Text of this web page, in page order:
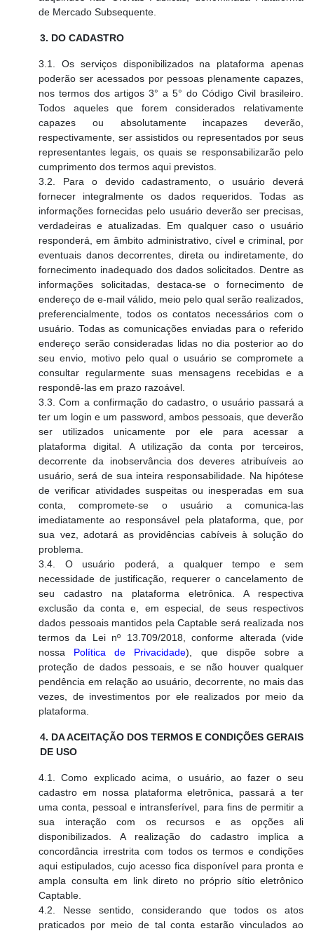
de Mercado Subsequente.
3. DO CADASTRO
3.1. Os serviços disponibilizados na plataforma apenas
poderão ser acessados por pessoas plenamente capazes,
nos termos dos artigos 3° a 5° do Código Civil brasileiro.
Todos aqueles que forem considerados relativamente
capazes ou absolutamente incapazes deverão,
respectivamente, ser assistidos ou representados por seus
representantes legais, os quais se responsabilizarão pelo
cumprimento dos termos aqui previstos.
3.2. Para o devido cadastramento, o usuário deverá
fornecer integralmente os dados requeridos. Todas as
informações fornecidas pelo usuário deverão ser precisas,
verdadeiras e atualizadas. Em qualquer caso o usuário
responderá, em âmbito administrativo, cível e criminal, por
eventuais danos decorrentes, direta ou indiretamente, do
fornecimento inadequado dos dados solicitados. Dentre as
informações solicitadas, destaca-se o fornecimento de
endereço de e-mail válido, meio pelo qual serão realizados,
preferencialmente, todos os contatos necessários com o
usuário. Todas as comunicações enviadas para o referido
endereço serão consideradas lidas no dia posterior ao do
seu envio, motivo pelo qual o usuário se compromete a
consultar regularmente suas mensagens recebidas e a
respondê-las em prazo razoável.
3.3. Com a confirmação do cadastro, o usuário passará a
ter um login e um password, ambos pessoais, que deverão
ser utilizados unicamente por ele para acessar a
plataforma digital. A utilização da conta por terceiros,
decorrente da inobservância dos deveres atribuíveis ao
usuário, será de sua inteira responsabilidade. Na hipótese
de verificar atividades suspeitas ou inesperadas em sua
conta, compromete-se o usuário a comunica-las
imediatamente ao responsável pela plataforma, que, por
sua vez, adotará as providências cabíveis à solução do
problema.
3.4. O usuário poderá, a qualquer tempo e sem
necessidade de justificação, requerer o cancelamento de
seu cadastro na plataforma eletrônica. A respectiva
exclusão da conta e, em especial, de seus respectivos
dados pessoais mantidos pela Captable será realizada nos
termos da Lei nº 13.709/2018, conforme alterada (vide
nossa Política de Privacidade), que dispõe sobre a
proteção de dados pessoais, e se não houver qualquer
pendência em relação ao usuário, decorrente, no mais das
vezes, de investimentos por ele realizados por meio da
plataforma.
4. DA ACEITAÇÃO DOS TERMOS E CONDIÇÕES GERAIS
DE USO
4.1. Como explicado acima, o usuário, ao fazer o seu
cadastro em nossa plataforma eletrônica, passará a ter
uma conta, pessoal e intransferível, para fins de permitir a
sua interação com os recursos e as opções ali
disponibilizados. A realização do cadastro implica a
concordância irrestrita com todos os termos e condições
aqui estipulados, cujo acesso fica disponível para pronta e
ampla consulta em link direto no próprio sítio eletrônico
Captable.
4.2. Nesse sentido, considerando que todos os atos
praticados por meio de tal conta estarão vinculados ao